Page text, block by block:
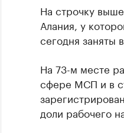
На строчку
Алания, у
сегодня заняты
На 73-м месте
сфере МСП и в
доли рабочего